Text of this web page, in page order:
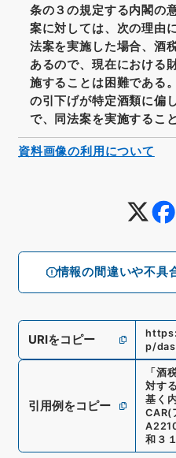
情報の間違いや不具
条の３の規定する内閣の
案に対しては、次の理由
法案を実施した場合、酒
あるので、現在における
施することは困難である
の引下げが特定酒類に偏
で、同法案を実施するこ
URIをコピー
p/
引用例をコピー
「 酒
対す
基く
CAR(
和３
資料画像の利用について